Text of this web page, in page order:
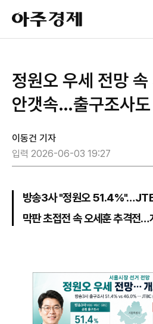
아
주
경
정원오 우세 전망 속
안갯속…출구조사
이동건 기자
입력 2026-06-03 19:27
방송3사 "정원오
막판 초접전 속 오세훈 추격전…